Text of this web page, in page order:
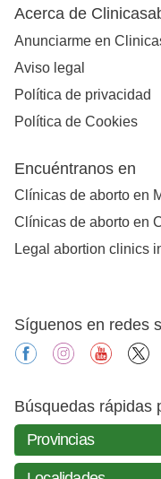
Acerca de
Anunciarme en
Aviso legal
Política de privacidad
Política de Cookies
Encuéntranos en
Clínicas de aborto en
Clínicas de aborto en
Legal abortion clinics
Síguenos en redes
facebookinstagramyoutube
Búsquedas rápidas